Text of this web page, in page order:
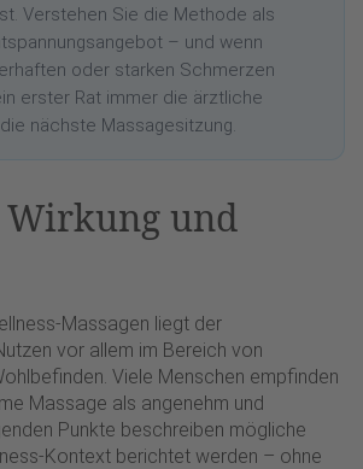
Verstehen Sie die Methode als
– und wenn
oder starken Schmerzen
erster Rat immer die ärztliche
nächste Massagesitzung.
Wirkung und
Massagen liegt der
vor allem im Bereich von
Viele Menschen empfinden
Massage als angenehm und
Punkte beschreiben mögliche
Kontext berichtet werden – ohne